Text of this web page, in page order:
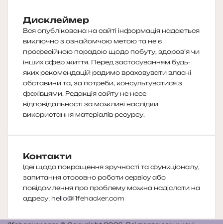
Дисклеймер
Вся опублікована на сайті інформація надається
виключно з ознайомчою метою та не є
професійною порадою щодо побуту, здоров’я чи
інших сфер життя. Перед застосуванням будь-
яких рекомендацій радимо враховувати власні
обставини та, за потреби, консультуватися з
фахівцями. Редакція сайту не несе
відповідальності за можливі наслідки
використання матеріалів ресурсу.
Контакти
Ідеї щодо покращення зручності та функціоналу,
запитання стосовно роботи сервісу або
повідомлення про проблему можна надіслати на
адресу: hello@l1fehacker.com